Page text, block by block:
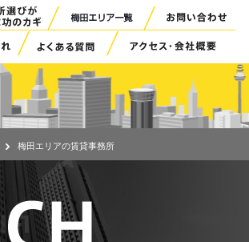
梅田エリアの賃貸事務所